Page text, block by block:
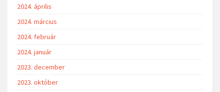
2024. április
2024. március
2024. február
2024. január
2023. december
2023. október